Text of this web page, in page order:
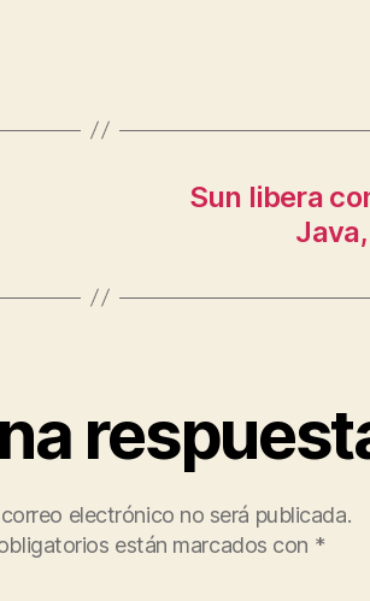
Sun libera
electrónico no será publicada.
están marcados con *